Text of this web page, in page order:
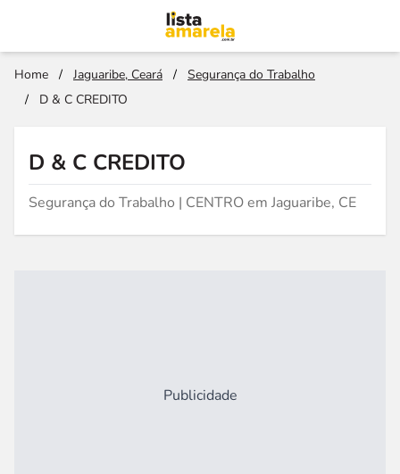
Home / Jaguaribe, Ceará /
Segurança do Trabalho
/
D & C CREDITO
D & C CREDITO
Segurança do Trabalho | CENTRO em Jaguaribe, CE
Publicidade